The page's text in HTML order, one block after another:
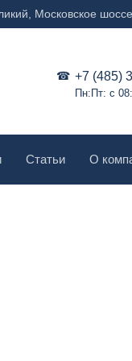
Московское
+7 (485)
Пн:Пт: с
Статьи О